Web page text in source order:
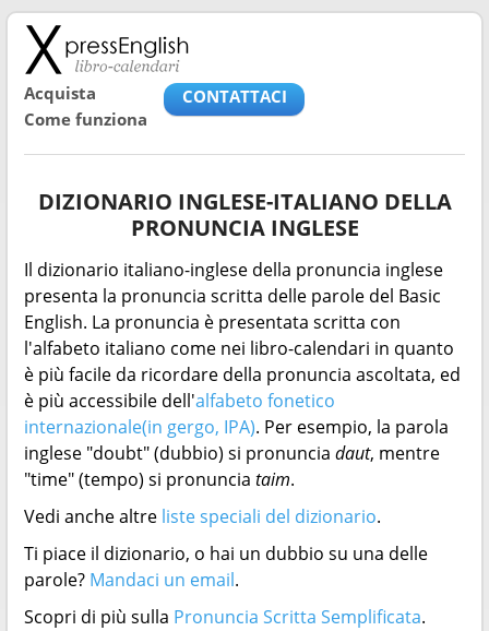
Acquista
Come funziona
CONTATTACI
DIZIONARIO INGLESE-ITALIANO DELLA
PRONUNCIA INGLESE
Il dizionario italiano-inglese della pronuncia inglese
presenta la pronuncia scritta delle parole del Basic
English. La pronuncia è presentata scritta con
l'alfabeto italiano come nei libro-calendari in quanto
è più facile da ricordare della pronuncia ascoltata, ed
è più accessibile dell'alfabeto fonetico
internazionale(in gergo, IPA). Per esempio, la parola
inglese "doubt" (dubbio) si pronuncia daut, mentre
"time" (tempo) si pronuncia taim.
Vedi anche altre liste speciali del dizionario.
Ti piace il dizionario, o hai un dubbio su una delle
parole? Mandaci un email.
Scopri di più sulla Pronuncia Scritta Semplificata.